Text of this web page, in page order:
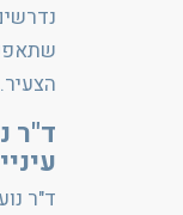
הצעיר.
ד"ר
ד"ר